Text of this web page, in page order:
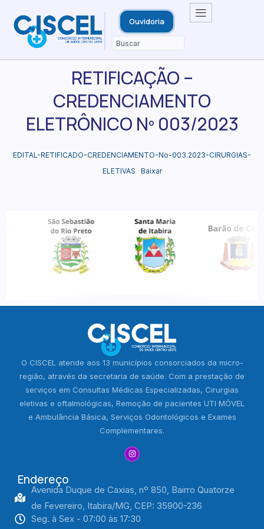
Ouvidoria
RETIFICAÇÃO –
CREDENCIAMENTO
ELETRÔNICO Nº 003/2023
EDITAL-RETIFICADO-CREDENCIAMENTO-No-003.2023-CIRURGIAS-
ELETIVAS
Baixar
O CISCEL atende aos 13 municípios consorciados da micro-
região, através da secretaria de saúde. Com a prestação de
serviços em Consultas Médicas Especializadas, Cirurgias
eletivas e oftalmológicas, Remoção de pacientes UTI MÓVEL
e Ambulância Básica, Serviços Odontológicos e Exames
Complementares.
Endereço
Avenida Duque de Caxias, nº 850, Bairro Quatorze
de Fevereiro, Itabira/MG, CEP: 35900-236
Seg. à Sex - 07:00 às 17:30